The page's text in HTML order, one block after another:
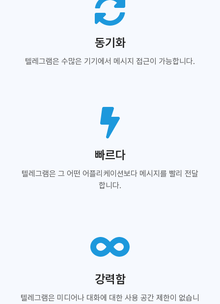
동기화
텔레그램은 수많은 기기에서 메시지 접근이 가능합니다.
빠르다
텔레그램은 그 어떤 어플리케이션보다 메시지를 빨리 전달
합니다.
강력함
텔레그램은 미디어나 대화에 대한 사용 공간 제한이 없습니